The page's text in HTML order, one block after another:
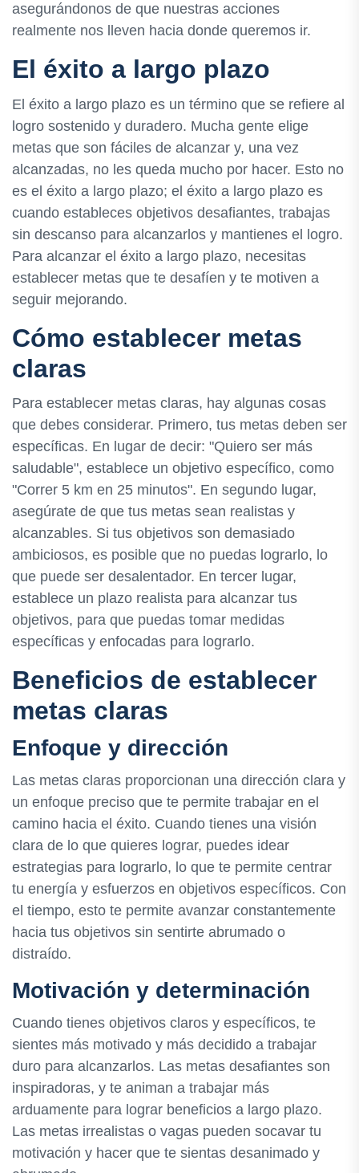
asegurándonos de que nuestras acciones
realmente nos lleven hacia donde queremos ir.
El éxito a largo plazo
El éxito a largo plazo es un término que se refiere al
logro sostenido y duradero. Mucha gente elige
metas que son fáciles de alcanzar y, una vez
alcanzadas, no les queda mucho por hacer. Esto no
es el éxito a largo plazo; el éxito a largo plazo es
cuando estableces objetivos desafiantes, trabajas
sin descanso para alcanzarlos y mantienes el logro.
Para alcanzar el éxito a largo plazo, necesitas
establecer metas que te desafíen y te motiven a
seguir mejorando.
Cómo establecer metas
claras
Para establecer metas claras, hay algunas cosas
que debes considerar. Primero, tus metas deben ser
específicas. En lugar de decir: "Quiero ser más
saludable", establece un objetivo específico, como
"Correr 5 km en 25 minutos". En segundo lugar,
asegúrate de que tus metas sean realistas y
alcanzables. Si tus objetivos son demasiado
ambiciosos, es posible que no puedas lograrlo, lo
que puede ser desalentador. En tercer lugar,
establece un plazo realista para alcanzar tus
objetivos, para que puedas tomar medidas
específicas y enfocadas para lograrlo.
Beneficios de establecer
metas claras
Enfoque y dirección
Las metas claras proporcionan una dirección clara y
un enfoque preciso que te permite trabajar en el
camino hacia el éxito. Cuando tienes una visión
clara de lo que quieres lograr, puedes idear
estrategias para lograrlo, lo que te permite centrar
tu energía y esfuerzos en objetivos específicos. Con
el tiempo, esto te permite avanzar constantemente
hacia tus objetivos sin sentirte abrumado o
distraído.
Motivación y determinación
Cuando tienes objetivos claros y específicos, te
sientes más motivado y más decidido a trabajar
duro para alcanzarlos. Las metas desafiantes son
inspiradoras, y te animan a trabajar más
arduamente para lograr beneficios a largo plazo.
Las metas irrealistas o vagas pueden socavar tu
motivación y hacer que te sientas desanimado y